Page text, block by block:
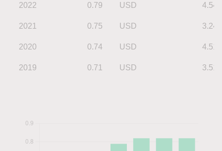
2022 0.79 USD 4.54
2021 0.75 USD 3.24
2020 0.74 USD 4.51
2019 0.71 USD 3.51